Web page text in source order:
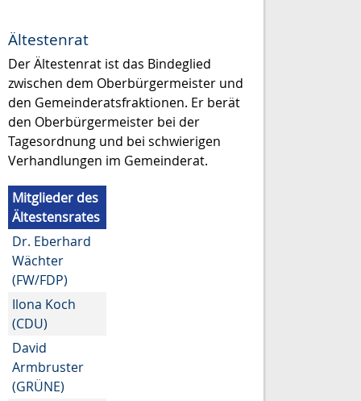
Ältestenrat
Der Ältestenrat ist das Bindeglied
zwischen dem Oberbürgermeister und
den Gemeinderatsfraktionen. Er berät
den Oberbürgermeister bei der
Tagesordnung und bei schwierigen
Verhandlungen im Gemeinderat.
Mitglieder des
Ältestensrates
Dr. Eberhard
Wächter
(FW/FDP)
Ilona Koch
(CDU)
David
Armbruster
(GRÜNE)